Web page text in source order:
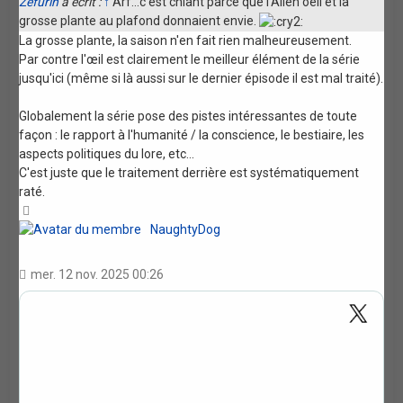
grosse plante au plafond donnaient envie.
La grosse plante, la saison n'en fait rien malheureusement.
Par contre l'œil est clairement le meilleur élément de la série
jusqu'ici (même si là aussi sur le dernier épisode il est mal traité).
Globalement la série pose des pistes intéressantes de toute
façon : le rapport à l'humanité / la conscience, le bestiaire, les
aspects politiques du lore, etc...
C'est juste que le traitement derrière est systématiquement
raté.
NaughtyDog
mer. 12 nov. 2025 00:26